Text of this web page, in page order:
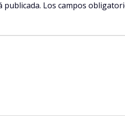
publicada. Los campos